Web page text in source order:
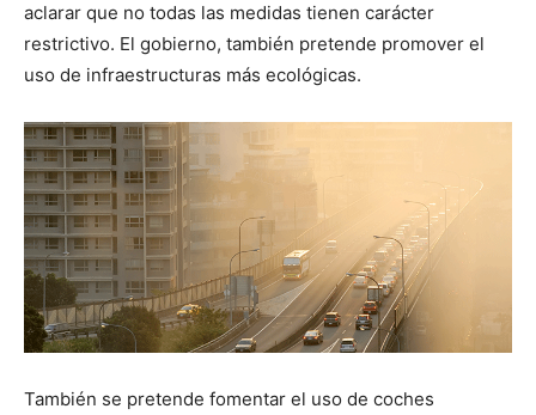
aclarar que no todas las medidas tienen carácter
restrictivo. El gobierno, también pretende promover el
uso de infraestructuras más ecológicas.
También se pretende fomentar el uso de coches